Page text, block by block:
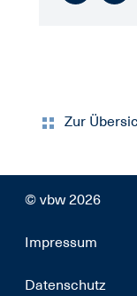
Zur
© vbw 2026
Impressum
Datenschutz